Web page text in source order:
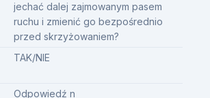
jechać dalej zajmowanym pasem
ruchu i zmienić go bezpośrednio
przed skrzyżowaniem?
TAK/NIE
Odpowiedź n